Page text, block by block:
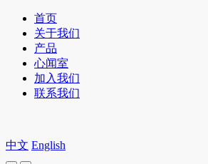
首页
关于我们
产品
心闻室
加入我们
联系我们
中文 English